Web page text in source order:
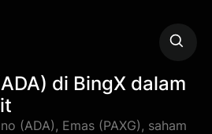
di BingX dalam
(ADA), Emas (PAXG), saham